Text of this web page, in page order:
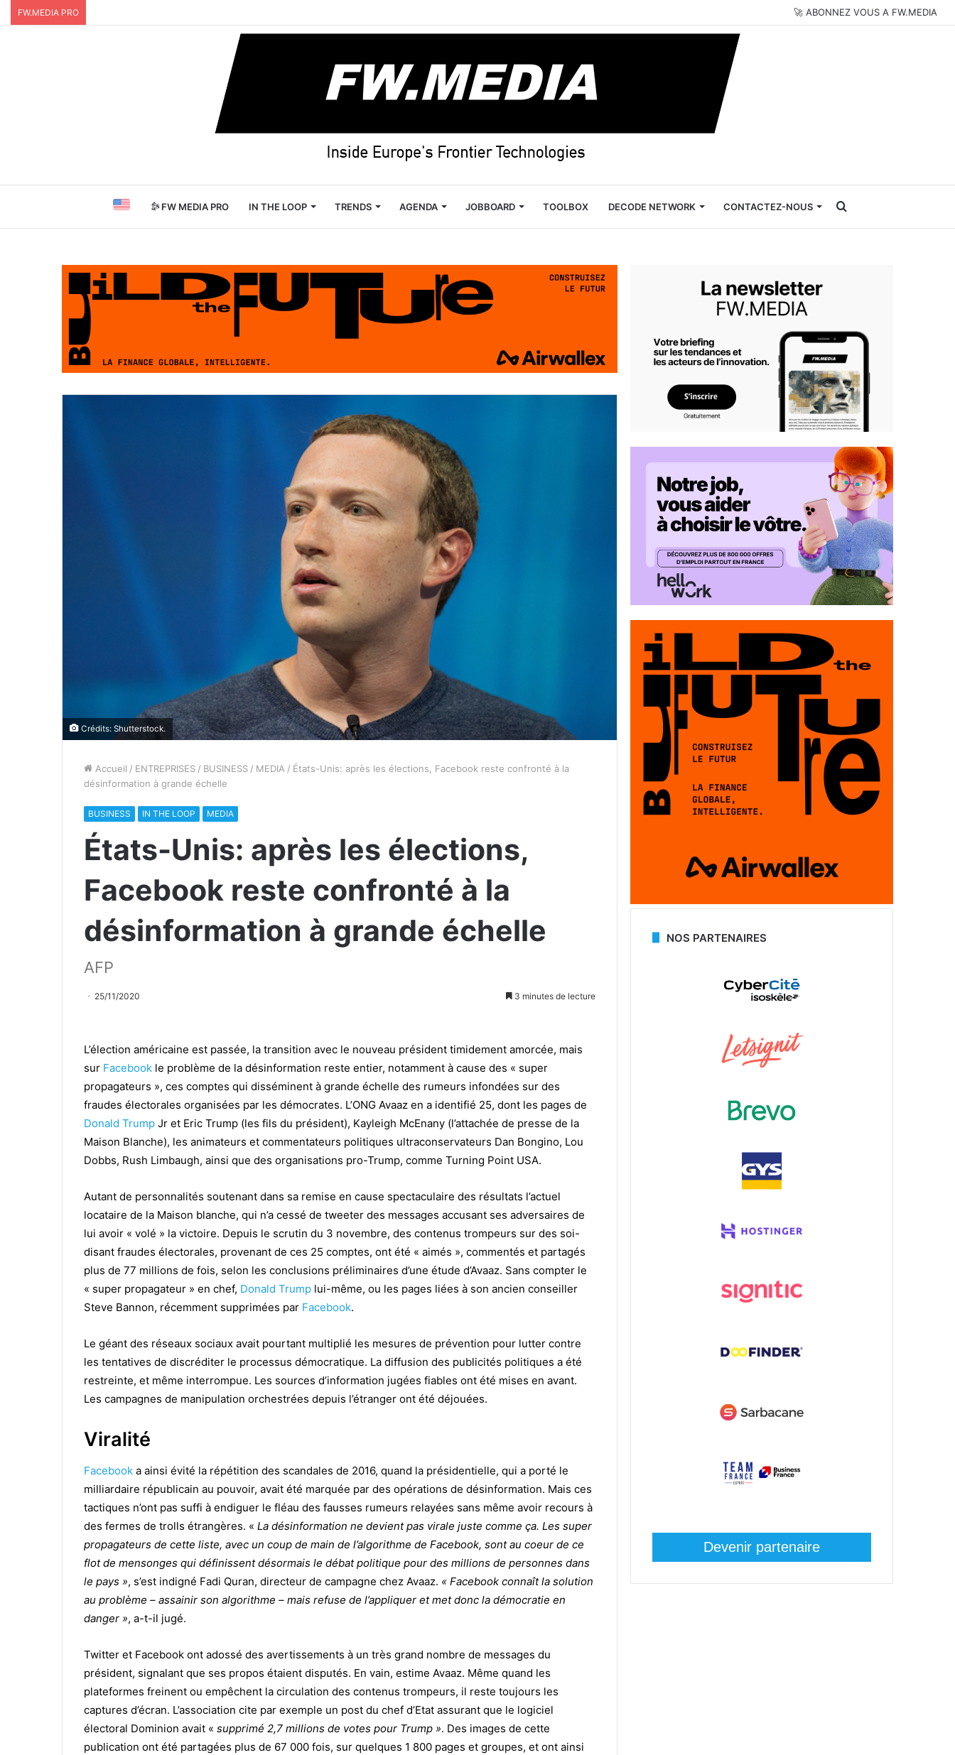
FW.MEDIA PRO 🚀 ABONNEZ VOUS A FW.MEDIA
FW MEDIA PRO IN THE LOOP TRENDS AGENDA JOBBOARD TOOLBOX DECODE NETWORK CONTACTEZ-NOUS Rechercher
Crédits: Shutterstock.
Accueil / ENTREPRISES / BUSINESS / MEDIA / États-Unis: après les élections, Facebook reste confronté à la
désinformation à grande échelle
BUSINESS IN THE LOOP MEDIA
États-Unis: après les élections,
Facebook reste confronté à la
désinformation à grande échelle
AFP
25/11/2020 3 minutes de lecture
L’élection américaine est passée, la transition avec le nouveau président timidement amorcée, mais
sur Facebook le problème de la désinformation reste entier, notamment à cause des « super
propagateurs », ces comptes qui disséminent à grande échelle des rumeurs infondées sur des
fraudes électorales organisées par les démocrates. L’ONG Avaaz en a identifié 25, dont les pages de
Donald Trump Jr et Eric Trump (les fils du président), Kayleigh McEnany (l’attachée de presse de la
Maison Blanche), les animateurs et commentateurs politiques ultraconservateurs Dan Bongino, Lou
Dobbs, Rush Limbaugh, ainsi que des organisations pro-Trump, comme Turning Point USA.
Autant de personnalités soutenant dans sa remise en cause spectaculaire des résultats l’actuel
locataire de la Maison blanche, qui n’a cessé de tweeter des messages accusant ses adversaires de
lui avoir « volé » la victoire. Depuis le scrutin du 3 novembre, des contenus trompeurs sur des soi-
disant fraudes électorales, provenant de ces 25 comptes, ont été « aimés », commentés et partagés
plus de 77 millions de fois, selon les conclusions préliminaires d’une étude d’Avaaz. Sans compter le
« super propagateur » en chef, Donald Trump lui-même, ou les pages liées à son ancien conseiller
Steve Bannon, récemment supprimées par Facebook.
Le géant des réseaux sociaux avait pourtant multiplié les mesures de prévention pour lutter contre
les tentatives de discréditer le processus démocratique. La diffusion des publicités politiques a été
restreinte, et même interrompue. Les sources d’information jugées fiables ont été mises en avant.
Les campagnes de manipulation orchestrées depuis l’étranger ont été déjouées.
Viralité
Facebook a ainsi évité la répétition des scandales de 2016, quand la présidentielle, qui a porté le
milliardaire républicain au pouvoir, avait été marquée par des opérations de désinformation. Mais ces
tactiques n’ont pas suffi à endiguer le fléau des fausses rumeurs relayées sans même avoir recours à
des fermes de trolls étrangères. « La désinformation ne devient pas virale juste comme ça. Les super
propagateurs de cette liste, avec un coup de main de l’algorithme de Facebook, sont au coeur de ce
flot de mensonges qui définissent désormais le débat politique pour des millions de personnes dans
le pays », s’est indigné Fadi Quran, directeur de campagne chez Avaaz. « Facebook connaît la solution
au problème – assainir son algorithme – mais refuse de l’appliquer et met donc la démocratie en
danger », a-t-il jugé.
Twitter et Facebook ont adossé des avertissements à un très grand nombre de messages du
président, signalant que ses propos étaient disputés. En vain, estime Avaaz. Même quand les
plateformes freinent ou empêchent la circulation des contenus trompeurs, il reste toujours les
captures d’écran. L’association cite par exemple un post du chef d’Etat assurant que le logiciel
électoral Dominion avait « supprimé 2,7 millions de votes pour Trump ». Des images de cette
publication ont été partagées plus de 67 000 fois, sur quelques 1 800 pages et groupes, et ont ainsi
NOS PARTENAIRES
Devenir partenaire